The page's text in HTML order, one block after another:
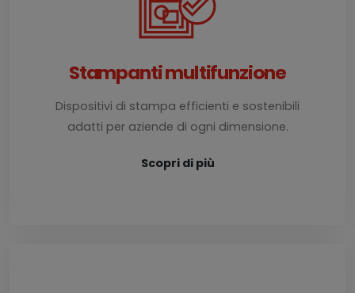
Stampanti multifunzione
Dispositivi di stampa efficienti e sostenibili
adatti per aziende di ogni dimensione.
Scopri di più